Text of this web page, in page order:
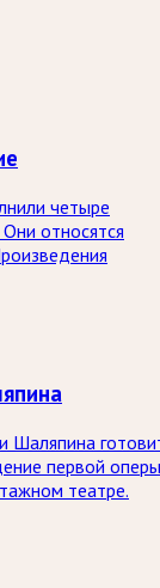
четыре
относятся
Шаляпина
первой оперы
театре.